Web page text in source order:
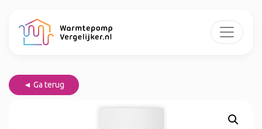
◄ Ga terug